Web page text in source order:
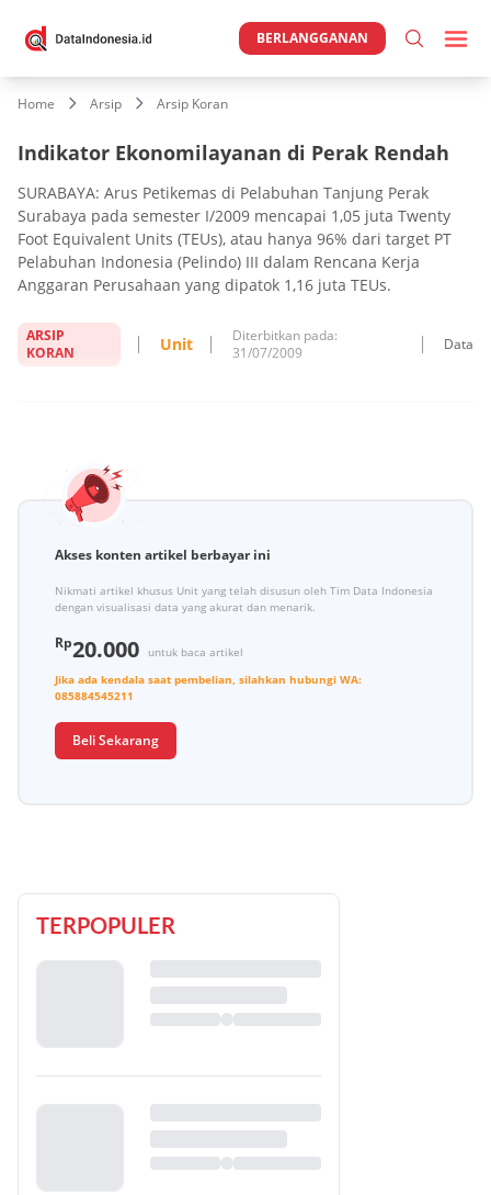
BERLANGGANAN
Home Arsip Arsip Koran
Indikator Ekonomilayanan di Perak Rendah
SURABAYA: Arus Petikemas di Pelabuhan Tanjung Perak
Surabaya pada semester I/2009 mencapai 1,05 juta Twenty
Foot Equivalent Units (TEUs), atau hanya 96% dari target PT
Pelabuhan Indonesia (Pelindo) III dalam Rencana Kerja
Anggaran Perusahaan yang dipatok 1,16 juta TEUs.
ARSIP
KORAN
Unit
Diterbitkan pada:
31/07/2009
Data
Akses konten artikel berbayar ini
Nikmati artikel khusus Unit yang telah disusun oleh Tim Data Indonesia
dengan visualisasi data yang akurat dan menarik.
Rp20.000
untuk baca artikel
Jika ada kendala saat pembelian, silahkan hubungi WA:
085884545211
Beli Sekarang
TERPOPULER